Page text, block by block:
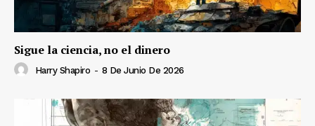
Sigue la ciencia, no el dinero
Harry Shapiro - 8 De Junio De 2026